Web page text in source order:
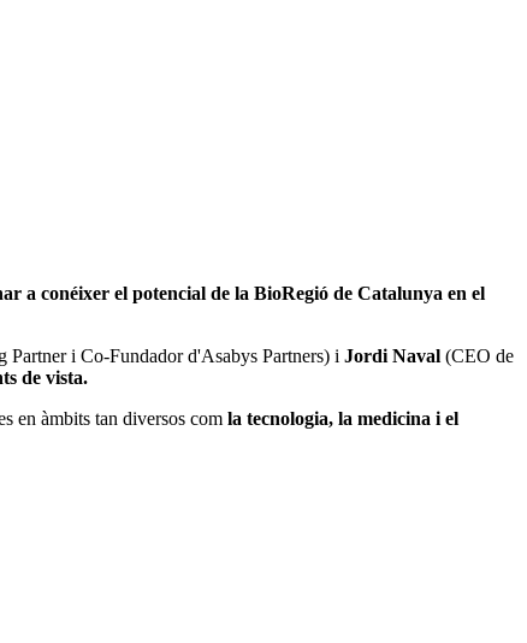
a conéixer el potencial de la BioRegió de Catalunya en el
Partner i Co-Fundador d'Asabys Partners) i Jordi Naval (CEO de
de vista.
en àmbits tan diversos com la tecnologia, la medicina i el